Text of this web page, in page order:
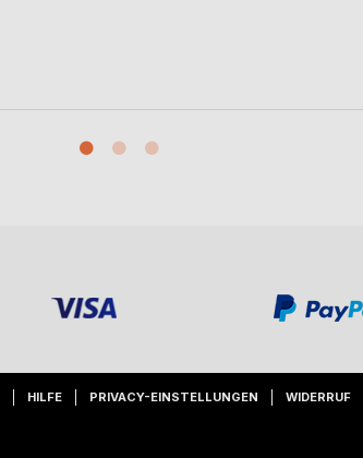
HILFE PRIVACY-EINSTELLUNGEN WIDERRUF